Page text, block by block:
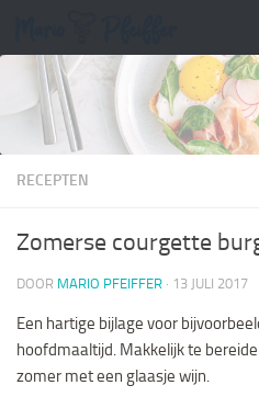
RECEPTEN
Zomerse courgette
DOOR MARIO PFEIFFER · 13 JULI 2017
Een hartige bijlage voor
hoofdmaaltijd. Makkelijk te
zomer met een glaasje wijn.